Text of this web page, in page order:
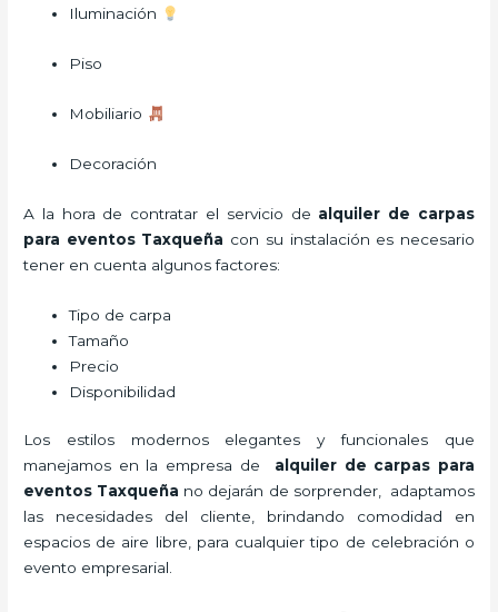
Iluminación
Piso
Mobiliario
Decoración
A la hora de contratar el servicio de alquiler de carpas
para eventos Taxqueña con su instalación es necesario
tener en cuenta algunos factores:
Tipo de carpa
Tamaño
Precio
Disponibilidad
Los estilos modernos elegantes y funcionales que
manejamos en la empresa de alquiler de carpas para
eventos Taxqueña no dejarán de sorprender, adaptamos
las necesidades del cliente, brindando comodidad en
espacios de aire libre, para cualquier tipo de celebración o
evento empresarial.